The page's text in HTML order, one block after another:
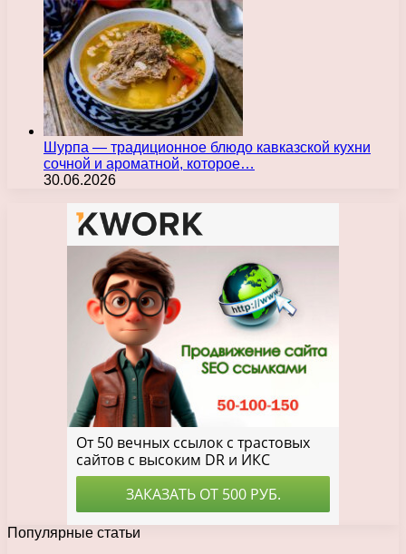
Шурпа — традиционное блюдо кавказской кухни
сочной и ароматной, которое…
30.06.2026
Популярные статьи